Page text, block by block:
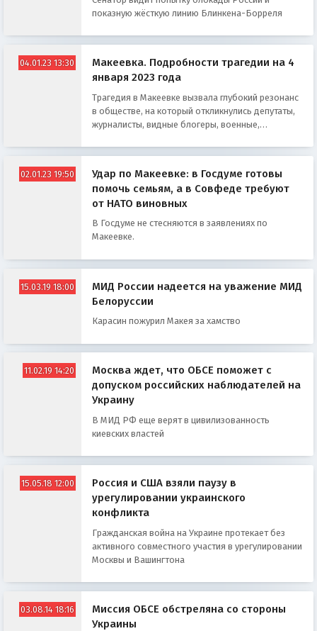
показную жёсткую линию Блинкена-Борреля
04.01.23 13:30
Макеевка. Подробности трагедии на 4
января 2023 года
Трагедия в Макеевке вызвала глубокий резонанс
в обществе, на который откликнулись депутаты,
журналисты, видные блогеры, военные,
02.01.23 19:50
Удар по Макеевке: в Госдуме готовы
помочь семьям, а в Совфеде требуют
от НАТО виновных
В Госдуме не стесняются в заявлениях по
Макеевке.
15.03.19 18:00
МИД России надеется на уважение МИД
Белоруссии
Карасин пожурил Макея за хамство
11.02.19 14:20
Москва ждет, что ОБСЕ поможет с
допуском российских наблюдателей на
Украину
В МИД РФ еще верят в цивилизованность
киевских властей
15.05.18 12:00
Россия и США взяли паузу в
урегулировании украинского
конфликта
Гражданская война на Украине протекает без
активного совместного участия в урегулировании
Москвы и Вашингтона
03.08.14 18:16
Миссия ОБСЕ обстреляна со стороны
Украины